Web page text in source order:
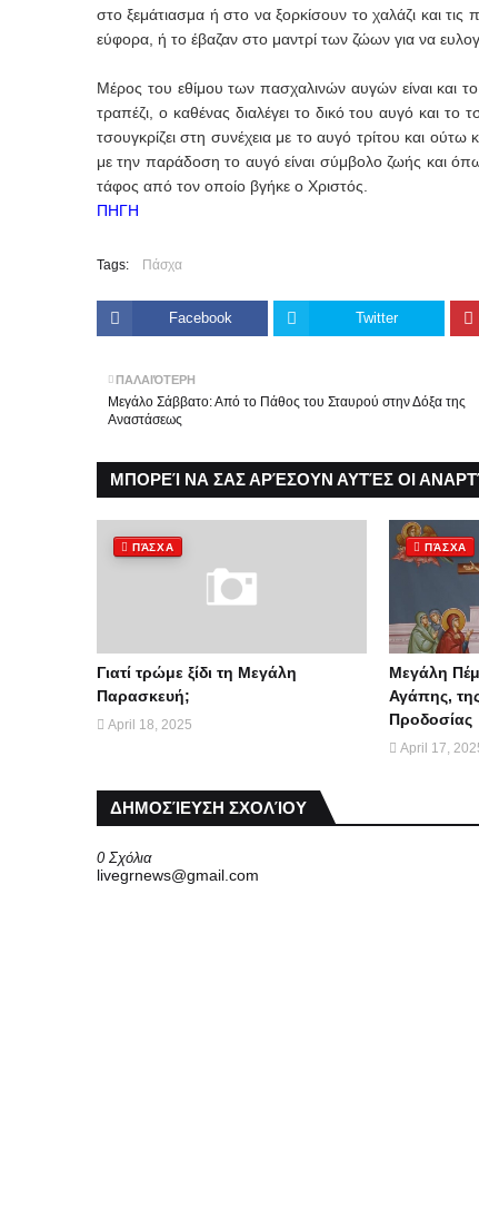
στο ξεμάτιασμα ή στο να ξορκίσουν το χαλάζι και
εύφορα, ή το έβαζαν στο μαντρί των ζώων για να
Μέρος του εθίμου των πασχαλινών αυγών είναι και
τραπέζι, ο καθένας διαλέγει το δικό του αυγό και
τσουγκρίζει στη συνέχεια με το αυγό τρίτου και
με την παράδοση το αυγό είναι σύμβολο ζωής και
τάφος από τον οποίο βγήκε ο Χριστός.
ΠΗΓΗ
Tags: Πάσχα
Facebook Twitter
ΠΑΛΑΙΌΤΕΡΗ
Μεγάλο Σάββατο: Από το Πάθος του Σταυρού στην Δόξα της
Αναστάσεως
ΜΠΟΡΕΊ ΝΑ ΣΑΣ ΑΡΈΣΟΥΝ ΑΥΤΈΣ ΟΙ
ΠΆΣΧΑ
Γιατί τρώμε ξίδι τη Μεγάλη
Παρασκευή;
April 18, 2025
ΠΆΣΧΑ
Μεγάλη
Αγάπης,
Προδοσίας
April 17,
ΔΗΜΟΣΊΕΥΣΗ ΣΧΟΛΊΟΥ
0 Σχόλια
livegrnews@gmail.com